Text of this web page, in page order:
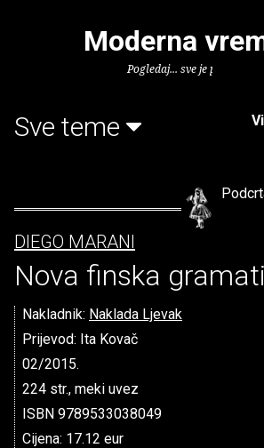
Moderna
Pogledaj... sve je puno knjiga.
Sve teme
DIEGO MARANI
Nova finska
Nakladnik: Naklada Ljevak
Prijevod: Ita Kovač
02/2015.
224 str., meki uvez
ISBN 9789533038049
Cijena: 17.12 eur